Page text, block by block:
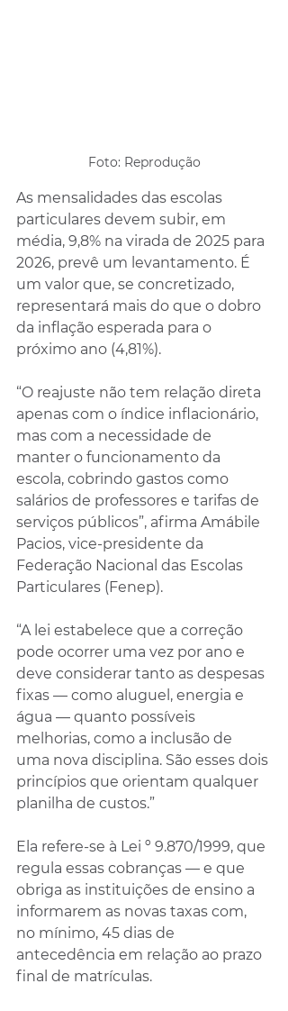
Foto: Reprodução
As mensalidades das escolas
particulares devem subir, em
média, 9,8% na virada de 2025 para
2026, prevê um levantamento. É
um valor que, se concretizado,
representará mais do que o dobro
da inflação esperada para o
próximo ano (4,81%).
“O reajuste não tem relação direta
apenas com o índice inflacionário,
mas com a necessidade de
manter o funcionamento da
escola, cobrindo gastos como
salários de professores e tarifas de
serviços públicos”, afirma Amábile
Pacios, vice-presidente da
Federação Nacional das Escolas
Particulares (Fenep).
“A lei estabelece que a correção
pode ocorrer uma vez por ano e
deve considerar tanto as despesas
fixas — como aluguel, energia e
água — quanto possíveis
melhorias, como a inclusão de
uma nova disciplina. São esses dois
princípios que orientam qualquer
planilha de custos.”
Ela refere-se à Lei º 9.870/1999, que
regula essas cobranças — e que
obriga as instituições de ensino a
informarem as novas taxas com,
no mínimo, 45 dias de
antecedência em relação ao prazo
final de matrículas.